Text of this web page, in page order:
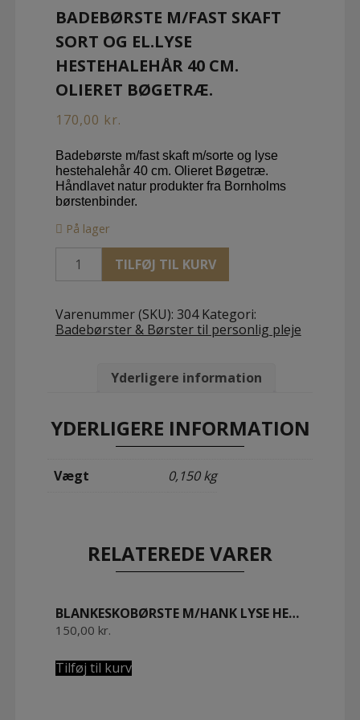
BADEBØRSTE M/FAST SKAFT
SORT OG EL.LYSE
HESTEHALEHÅR 40 CM.
OLIERET BØGETRÆ.
170,00 kr.
Badebørste m/fast skaft m/sorte og lyse
hestehalehår 40 cm. Olieret Bøgetræ.
Håndlavet natur produkter fra Bornholms
børstenbinder.
På lager
Badebørste
m/fast
skaft
og
el.lyse
antal
TILFØJ TIL KURV
Varenummer (SKU): 304 Kategori:
Badebørster & Børster til personlig pleje
Yderligere information
YDERLIGERE INFORMATION
Vægt 0,150 kg
RELATEREDE VARER
BLANKESKOBØRSTE M/HANK LYSE HESTEHALEHÅR 20 CM. OLIERET BØGETRÆ
150,00 kr.
Tilføj til kurv